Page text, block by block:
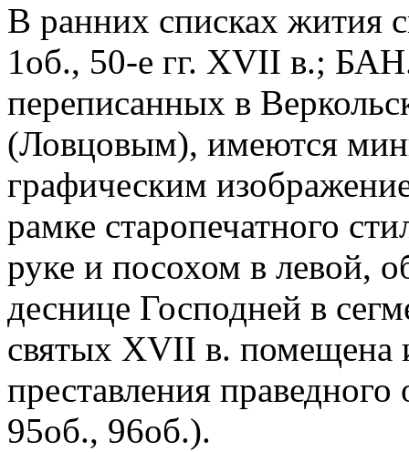
В ранних списках
1об., 50-е гг. XVII в.;
переписанных в
(Ловцовым), имеются
графическим
рамке старопечатного
руке и посохом в левой,
деснице Господней в
святых XVII в. помещена
преставления
95об., 96об.).